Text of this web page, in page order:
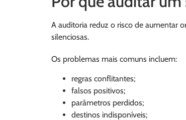
A auditoria reduz o risco de aumentar
silenciosas.
Os problemas mais comuns incluem:
regras conflitantes;
falsos positivos;
parâmetros perdidos;
destinos indisponíveis;